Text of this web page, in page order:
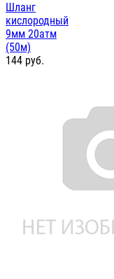
Шланг
кислородный
9мм 20атм
(50м)
144 руб.